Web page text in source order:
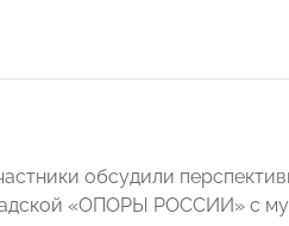
обсудили
«ОПОРЫ РОССИИ» с